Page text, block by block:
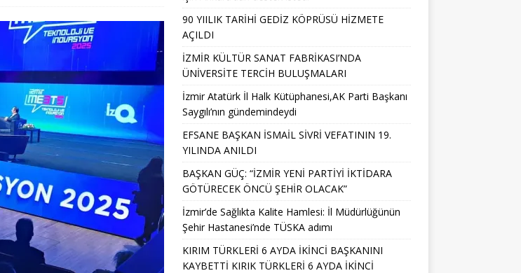
GENEL
90 YIILIK TARİHİ GEDİZ KÖPRÜSÜ HİZMETE
AÇILDI
İZMİR KÜLTÜR SANAT FABRİKASI’NDA
ÜNİVERSİTE TERCİH BULUŞMALARI
İzmir Atatürk İl Halk Kütüphanesi,AK Parti Başkanı
Saygılı’nın gündemindeydi
EFSANE BAŞKAN İSMAİL SİVRİ VEFATININ 19.
YILINDA ANILDI
BAŞKAN GÜÇ: “İZMİR YENİ PARTİYİ İKTİDARA
GÖTÜRECEK ÖNCÜ ŞEHİR OLACAK”
İzmir’de Sağlıkta Kalite Hamlesi: İl Müdürlüğünün
Şehir Hastanesi’nde TÜSKA adımı
KIRIM TÜRKLERİ 6 AYDA İKİNCİ BAŞKANINI
KAYBETTİ KIRIK TÜRKLERİ 6 AYDA İKİNCİ